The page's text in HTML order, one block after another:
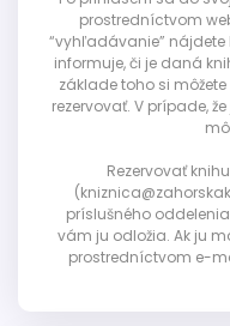
prostredníctvom
“vyhľadávanie” nájdete
informuje, či je daná
základe toho si
rezervovať. V prípade,
Rezervovať
príslušného
vám ju odložia. Ak ju
prostredníctvom e-